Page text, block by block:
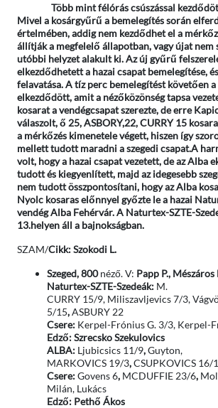
Több mint félórás csúszással kezdődött
Mivel a kosárgyűrű a bemelegítés során
értelmében, addig nem kezdődhet el a
állítják a megfelelő állapotban, vagy újat nem
utóbbi helyzet alakult ki. Az új gyűrű
elkezdődhetett a hazai csapat bemelegítése,
felavatása. A tíz perc bemelegítést követően
elkezdődött, amit a nézőközönség tapsa
kosarat a vendégcsapat szerezte, de erre
válaszolt, ő 25, ASBORY,22, CURRY 15
a mérkőzés kimenetele végett, hiszen így
mellett tudott maradni a szegedi csapat.A
volt, hogy a hazai csapat vezetett, de az Alba
tudott és kiegyenlített, majd az idegesebb
nem tudott összpontosítani, hogy az Alba
Nyolc kosaras előnnyel győzte le a hazai
vendég Alba Fehérvár. A Naturtex-SZTE-
13.helyen áll a bajnokságban.
SZAM/Cikk: Szokodi L.
Szeged, 800néző. V: Papp P.,
Naturtex-SZTE-Szedeák:M.
CURRY 15/9, Miliszavljevics 7/3,
5/15,ASBURY 22
Csere: Kerpel-Frónius G. 3/3, Kerpel-
Edző: Szrecsko Szekulovics
ALBA:Ljubicsics 11/9,Guyton,
MARKOVICS 19/3,CSUPKOVICS 16/
Csere:Govens 6,MCDUFFIE 23/6,
Milán, Lukács
Edző: Pethő Ákos